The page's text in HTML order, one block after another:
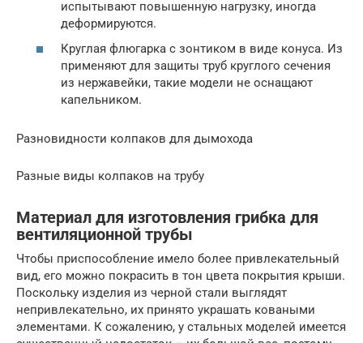
испытывают повышенную нагрузку, иногда
деформируются.
Круглая флюгарка с зонтиком в виде конуса. Из
применяют для защиты труб круглого сечения
из нержавейки, такие модели не оснащают
капельником.
Разновидности колпаков для дымохода
Разные виды колпаков на трубу
Материал для изготовления грибка для
вентиляционной трубы
Чтобы приспособление имело более привлекательный
вид, его можно покрасить в тон цвета покрытия крыши.
Поскольку изделия из черной стали выглядят
непривлекательно, их принято украшать коваными
элементами. К сожалению, у стальных моделей имеется